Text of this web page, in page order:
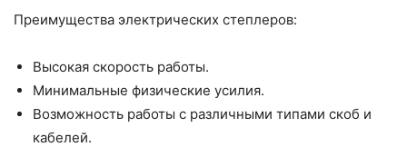
Преимущества электрических степлеров:
Высокая скорость работы.
Минимальные физические усилия.
Возможность работы с различными типами скоб и
кабелей.